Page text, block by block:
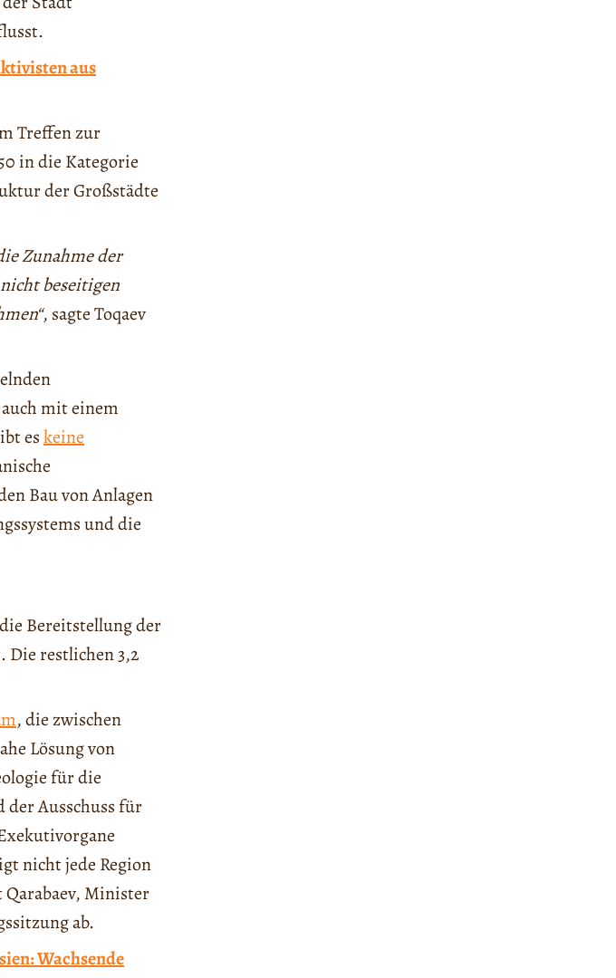
aus
Treffen zur
in die Kategorie
der Großstädte
Zunahme der
beseitigen
, sagte Toqaev
mit einem
eskeine
Bau von Anlagen
und die
Bereitstellung der
Die restlichen 3,2
, die zwischen
Lösung von
für die
der Ausschuss für
nicht jede Region
Qarabaev, Minister
ab.
Wachsende